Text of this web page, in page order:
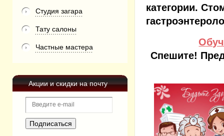
Студия загара
Тату салоны
Частные мастера
Акции и скидки на почту
категории.
Спешите!